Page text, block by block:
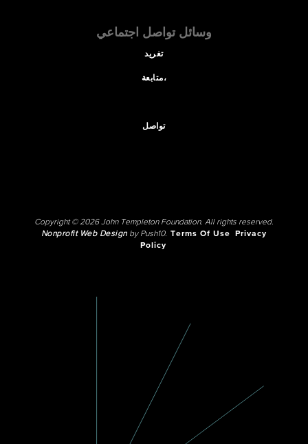
وسائل تواصل اجتماعي
تغريد
متابعة،
تواصل
Copyright © 2026 John Templeton Foundation. All rights reserved.
Nonprofit Web Designby Push10. Terms Of Use
Privacy
Policy